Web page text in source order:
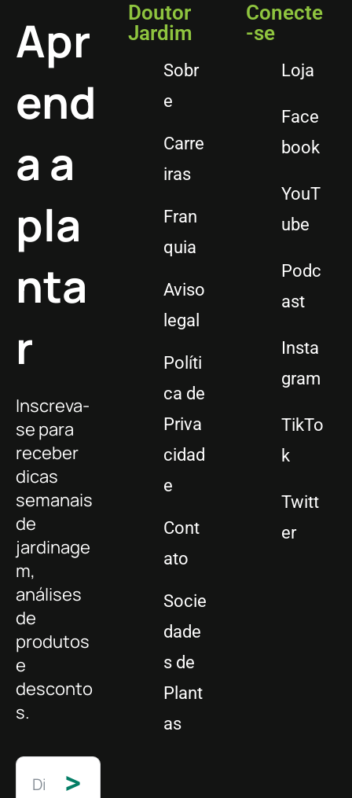
Apr
end
a a
pla
nta
r
Inscreva-
se para
receber
dicas
semanais
de
jardinage
m,
análises
de
produtos
e
desconto
s.
>
Doutor
Jardim
Sobr
e
Carre
iras
Fran
quia
Aviso
legal
Políti
ca de
Priva
cidad
e
Cont
ato
Socie
dade
s de
Plant
as
Conecte
-se
Loja
Face
book
YouT
ube
Podc
ast
Insta
gram
TikTo
k
Twitt
er